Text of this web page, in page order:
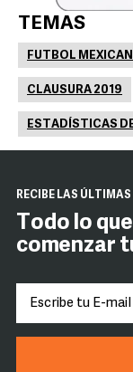
TEMAS
FUTBOL
CLAUSURA 2019
ESTADÍSTICAS
RECIBE LAS
Todo lo
comenzar